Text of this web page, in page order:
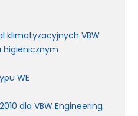
klimatyzacyjnych VBW
higienicznym
WE
dla VBW Engineering